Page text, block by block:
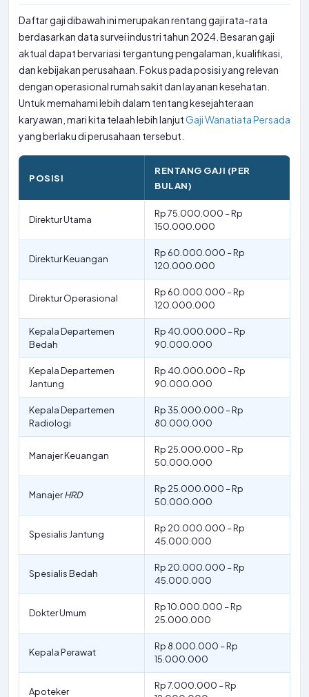
Daftar gaji dibawah ini merupakan rentang gaji rata-rata
berdasarkan data survei industri tahun 2024. Besaran gaji
aktual dapat bervariasi tergantung pengalaman, kualifikasi,
dan kebijakan perusahaan. Fokus pada posisi yang relevan
dengan operasional rumah sakit dan layanan kesehatan.
Untuk memahami lebih dalam tentang kesejahteraan
karyawan, mari kita telaah lebih lanjutGaji Wanatiata Persada
yang berlaku di perusahaan tersebut.
POSISI
RENTANG GAJI (PER
BULAN)
Direktur Utama
Rp 75.000.000 – Rp
150.000.000
Direktur Keuangan
Rp 60.000.000 – Rp
120.000.000
Direktur Operasional
Rp 60.000.000 – Rp
120.000.000
Kepala Departemen
Bedah
Rp 40.000.000 – Rp
90.000.000
Kepala Departemen
Jantung
Rp 40.000.000 – Rp
90.000.000
Kepala Departemen
Radiologi
Rp 35.000.000 – Rp
80.000.000
Manajer Keuangan
Rp 25.000.000 – Rp
50.000.000
ManajerHRD
Rp 25.000.000 – Rp
50.000.000
Spesialis Jantung
Rp 20.000.000 – Rp
45.000.000
Spesialis Bedah
Rp 20.000.000 – Rp
45.000.000
Dokter Umum
Rp 10.000.000 – Rp
25.000.000
Kepala Perawat
Rp 8.000.000 – Rp
15.000.000
Apoteker
Rp 7.000.000 – Rp